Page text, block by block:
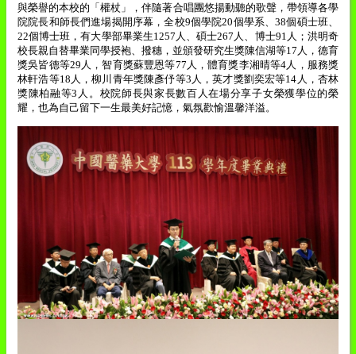
與榮譽的本校的「權杖」，伴隨著合唱團悠揚動聽的歌聲，帶領導各學
院院長和師長們進場揭開序幕，全校9個學院20個學系、38個碩士班、
22個博士班，有大學部畢業生1257 人、碩士267 人、博士91 人；洪明奇
校長親自替畢業同學授袍、撥穗，並頒發研究生獎陳信湖等17 人，德育
獎吳皆德等29 人，智育獎蘇豐恩等77 人，體育獎李湘晴等4 人，服務獎
林軒浩等18 人，柳川青年獎陳彥伃等3 人，英才獎劉奕宏等14 人，杏林
獎陳柏融等3 人。校院師長與家長數百人在場分享子女榮獲學位的榮
耀，也為自己留下一生最美好記憶，氣氛歡愉溫馨洋溢。